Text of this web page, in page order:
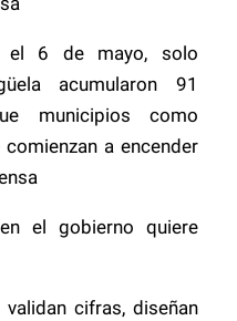
6 de mayo, solo
acumularon 91
municipios como
a encender
el gobierno quiere
cifras, diseñan